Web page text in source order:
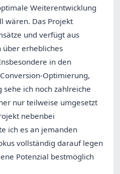
Weiterentwicklung
wären. Das Projekt
und verfügt aus
über erhebliches
in den
Optimierung,
sehe ich noch zahlreiche
nur teilweise umgesetzt
nebenbei
ich es an jemanden
vollständig darauf legen
Potenzial bestmöglich